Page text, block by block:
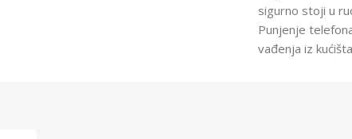
sigurno stoji u
Punjenje
vađenja iz kućišta